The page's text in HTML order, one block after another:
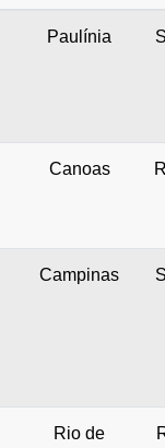
Paulínia
Canoas
Campinas
Rio de